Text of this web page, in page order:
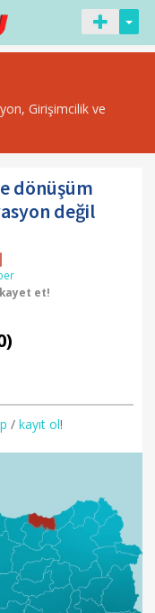
Girişimcilik ve
dönüşüm
değil
et!
/ kayıt ol!